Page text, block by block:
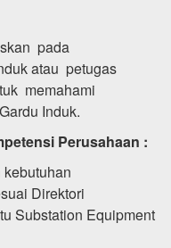
pada
atau petugas
memahami
Induk.
Perusahaan :
Direktori
Substation Equipment